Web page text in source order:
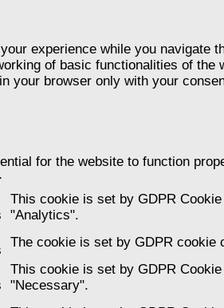
experience while you navigate
of basic functionalities of
your browser only with your
for the website to function
This cookie is set by GDPR
"Analytics".
The cookie is set by GDPR cookie
This cookie is set by GDPR
"Necessary".